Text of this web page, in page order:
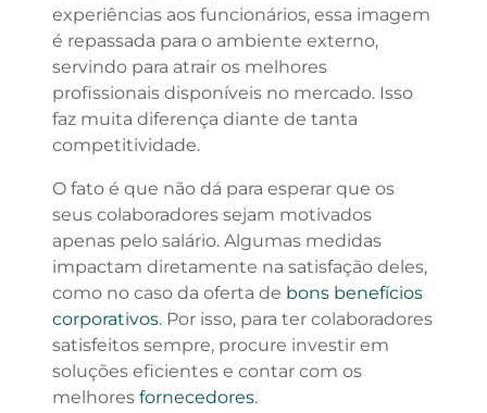
experiências aos funcionários, essa imagem
é repassada para o ambiente externo,
servindo para atrair os melhores
profissionais disponíveis no mercado. Isso
faz muita diferença diante de tanta
competitividade.
O fato é que não dá para esperar que os
seus colaboradores sejam motivados
apenas pelo salário. Algumas medidas
impactam diretamente na satisfação deles,
como no caso da oferta de bons benefícios
corporativos. Por isso, para ter colaboradores
satisfeitos sempre, procure investir em
soluções eficientes e contar com os
melhores fornecedores.